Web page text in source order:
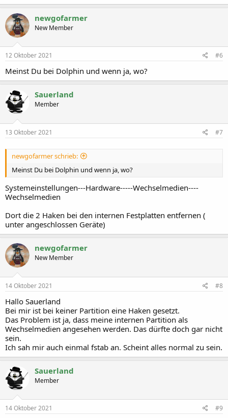
newgofarmer
New Member
12 Oktober 2021 #6
Meinst Du bei Dolphin und wenn ja, wo?
Sauerland
Member
13 Oktober 2021 #7
newgofarmer schrieb:
Meinst Du bei Dolphin und wenn ja, wo?
Systemeinstellungen---Hardware-----Wechselmedien----
Wechselmedien
Dort die 2 Haken bei den internen Festplatten entfernen (
unter angeschlossen Geräte)
newgofarmer
New Member
14 Oktober 2021 #8
Hallo Sauerland
Bei mir ist bei keiner Partition eine Haken gesetzt.
Das Problem ist ja, dass meine internen Partition als
Wechselmedien angesehen werden. Das dürfte doch gar nicht
sein.
Ich sah mir auch einmal fstab an. Scheint alles normal zu sein.
Sauerland
Member
14 Oktober 2021 #9